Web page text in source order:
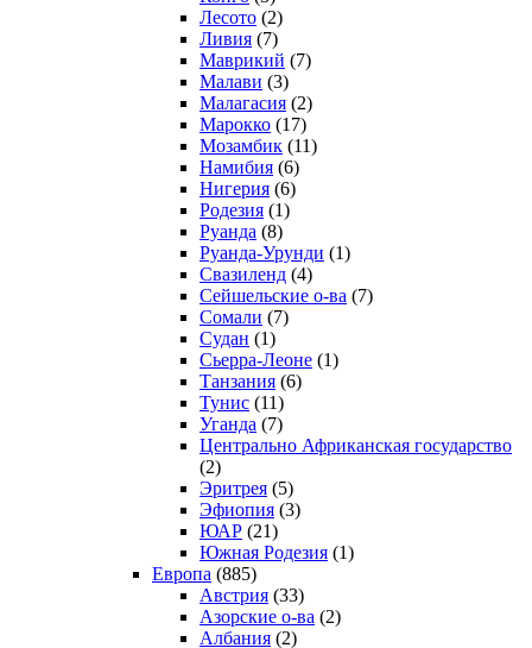
Лесото (2)
Ливия (7)
Маврикий (7)
Малави (3)
Малагасия (2)
Марокко (17)
Мозамбик (11)
Намибия (6)
Нигерия (6)
Родезия (1)
Руанда (8)
Руанда-Урунди (1)
Свазиленд (4)
Сейшельские о-ва (7)
Сомали (7)
Судан (1)
Сьерра-Леоне (1)
Танзания (6)
Тунис (11)
Уганда (7)
Центрально Африканская государство
(2)
Эритрея (5)
Эфиопия (3)
ЮАР (21)
Южная Родезия (1)
Европа (885)
Австрия (33)
Азорские о-ва (2)
Албания (2)